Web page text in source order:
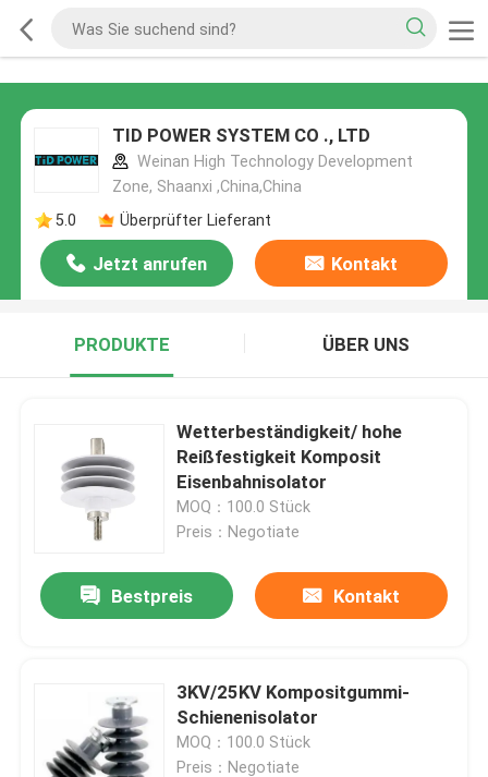
TID POWER SYSTEM CO ., LTD
Weinan High Technology Development
Zone, Shaanxi ,China,China
5.0
Überprüfter Lieferant
Jetzt anrufen Kontakt
PRODUKTE ÜBER UNS
Wetterbeständigkeit/ hohe
Reißfestigkeit Komposit
Eisenbahnisolator
MOQ：100.0 Stück
Preis：Negotiate
Bestpreis Kontakt
3KV/25KV Kompositgummi-
Schienenisolator
MOQ：100.0 Stück
Preis：Negotiate